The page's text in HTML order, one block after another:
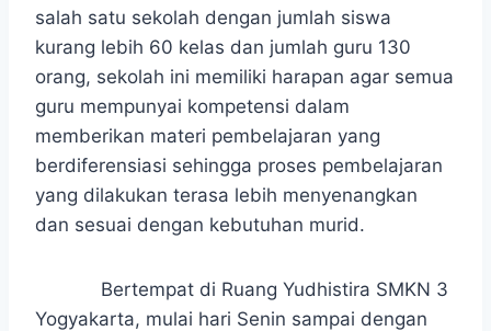
salah satu sekolah dengan jumlah siswa
kurang lebih 60 kelas dan jumlah guru 130
orang, sekolah ini memiliki harapan agar semua
guru mempunyai kompetensi dalam
memberikan materi pembelajaran yang
berdiferensiasi sehingga proses pembelajaran
yang dilakukan terasa lebih menyenangkan
dan sesuai dengan kebutuhan murid.
Bertempat di Ruang Yudhistira SMKN 3
Yogyakarta, mulai hari Senin sampai dengan